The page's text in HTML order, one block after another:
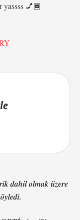
💅🏾
dahil olmak üzere